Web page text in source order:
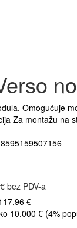
Omogućuje
Za montažu na
bez PDV-a
€
10.000 € (4%